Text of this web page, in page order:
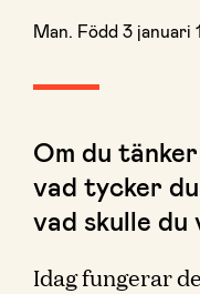
Man. Född 3 januari
Om du
vad tycker
vad skulle
Idag fungerar